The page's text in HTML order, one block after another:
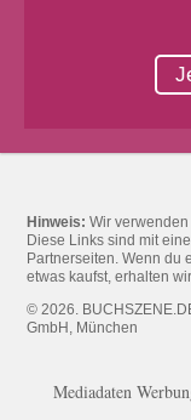
Hinweis: Wir
Diese Links sind mit
Partnerseiten. Wenn du
etwas kaufst, erhalten
© 2026.
GmbH, München
Mediadaten